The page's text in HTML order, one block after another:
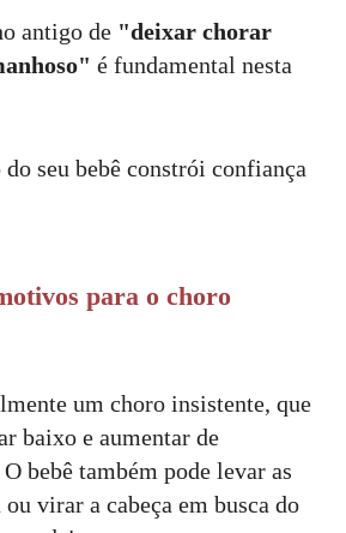
antigo de "deixar chorar
é fundamental nesta
seu bebê constrói confiança
para o choro
um choro insistente, que
baixo e aumentar de
bebê também pode levar as
ou virar a cabeça em busca do